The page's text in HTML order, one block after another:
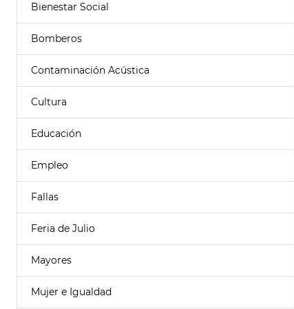
Bienestar Social
Bomberos
Contaminación Acústica
Cultura
Educación
Empleo
Fallas
Feria de Julio
Mayores
Mujer e Igualdad